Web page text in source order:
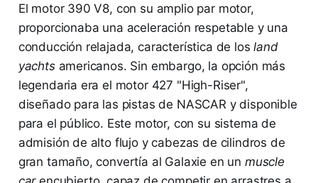
El motor 390 V8, con su amplio par motor,
proporcionaba una aceleración respetable y una
conducción relajada, característica de losland
yachtsamericanos. Sin embargo, la opción más
legendaria era el motor 427 "High-Riser",
diseñado para las pistas de NASCAR y disponible
para el público. Este motor, con su sistema de
admisión de alto flujo y cabezas de cilindros de
gran tamaño, convertía al Galaxie en un muscle